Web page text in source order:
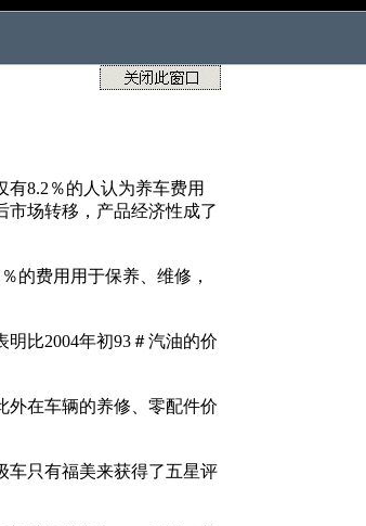
8.2％的人认为养车费用
市场转移，产品经济性成了
的费用用于保养、维修，
比2004年初93＃汽油的价
在车辆的养修、零配件价
只有福美来获得了五星评